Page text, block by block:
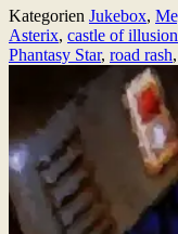
Kategorien Jukebox,
Asterix, castle of illusion
Phantasy Star, road rash,